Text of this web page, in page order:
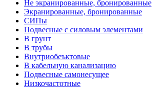
Не экранированные, бронированные
Экранированные, бронированные
СИПы
Подвесные с силовым элементами
В грунт
В трубы
Внутриобеъктовые
В кабельную канализацию
Подвесные самонесущее
Низкочастотные